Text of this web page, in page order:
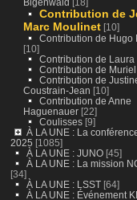
Contribution de
Marc Moulinet[10]
Contribution de Hugo
[10]
Contribution de Laura
Contribution de Muriel
Contribution de
Coustrain-Jean [10]
Contribution de Anne
Haguenauer[22]
Coulisses[9]
À LA UNE : La
2025 [1085]
À LA UNE : JUNO [45]
À LA UNE : La mission
[34]
À LA UNE : LSST[64]
À LA UNE : Événement